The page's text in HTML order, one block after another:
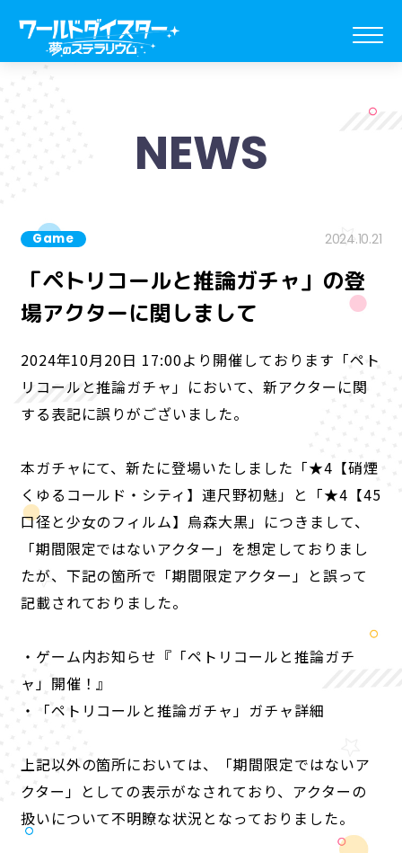
KEYWORD
PRODUCT RADIO COMIC
NEWS
Game 2024.10.21
「ペトリコールと推論ガチャ」の登
場アクターに関しまして
2024年10月20日 17:00より開催しております「ペト
リコールと推論ガチャ」において、新アクターに関
する表記に誤りがございました。
本ガチャにて、新たに登場いたしました「★4【硝煙
くゆるコールド・シティ】連尺野初魅」と「★4【45
口径と少女のフィルム】烏森大黒」につきまして、
「期間限定ではないアクター」を想定しておりまし
たが、下記の箇所で「期間限定アクター」と誤って
記載されておりました。
・ゲーム内お知らせ『「ペトリコールと推論ガチ
ャ」開催！』
・「ペトリコールと推論ガチャ」ガチャ詳細
上記以外の箇所においては、「期間限定ではないア
クター」としての表示がなされており、アクターの
扱いについて不明瞭な状況となっておりました。